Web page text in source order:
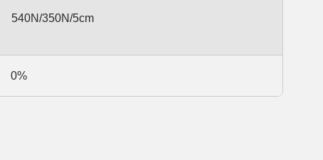
540N/350N/5cm
0%